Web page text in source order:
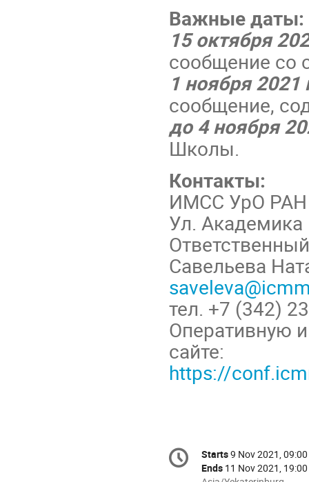
Важные даты:
15 октября
сообщение со
1 ноября 2021
сообщение,
до 4 ноября
Школы.
Контакты:
ИМСС УрО РАН
Ул. Академика
Савельева
тел. +7 (342)
Оперативную
сайте:
https://
Conference
information
Date/Time
Starts9 Nov 2021, 09:00
Ends 11 Nov 2021, 19:00